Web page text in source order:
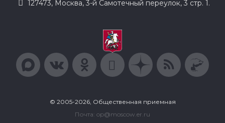
127473, Москва, 3-й Самотечный переулок, 3 стр. 1.
© 2005-2026, Общественная приемная
Почта: op@moscow.er.ru